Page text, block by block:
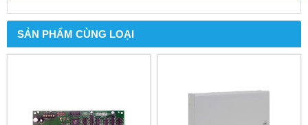
SẢN PHẨM CÙNG LOẠI